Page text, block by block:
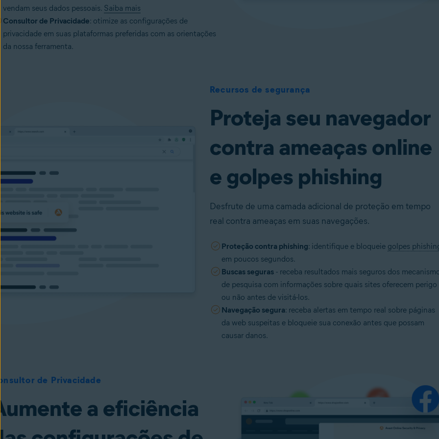
vendam seus dados pessoais. Saiba mais
Consultor de Privacidade: otimize as configurações de
privacidade em suas plataformas preferidas com as orientações
da nossa ferramenta.
Recursos de segurança
Proteja seu navegador
contra ameaças online
e golpes phishing
Desfrute de uma camada adicional de proteção em tempo
real contra ameaças em suas navegações.
Proteção contra phishing: identifique e bloqueie golpes
em poucos segundos.
Buscas seguras - receba resultados mais seguros dos
de pesquisa com informações sobre quais sites oferecem perigo
ou não antes de visitá-los.
Navegação segura: receba alertas em tempo real sobre páginas
da web suspeitas e bloqueie sua conexão antes que possam
causar danos.
de Privacidade
a eficiência